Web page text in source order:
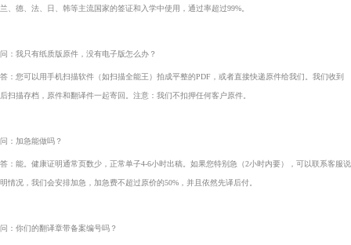
兰、德、法、日、韩等主流国家的签证和入学中使用，通过率超过99%。
问：我只有纸质版原件，没有电子版怎么办？
答：您可以用手机扫描软件（如扫描全能王）拍成平整的PDF，或者直接快递原件给我们。我们收到
后扫描存档，原件和翻译件一起寄回。注意：我们不扣押任何客户原件。
问：加急能做吗？
答：能。健康证明通常页数少，正常单子4-6小时出稿。如果您特别急（2小时内要），可以联系客服说
明情况，我们会安排加急，加急费不超过原价的50%，并且依然先译后付。
问：你们的翻译章带备案编号吗？